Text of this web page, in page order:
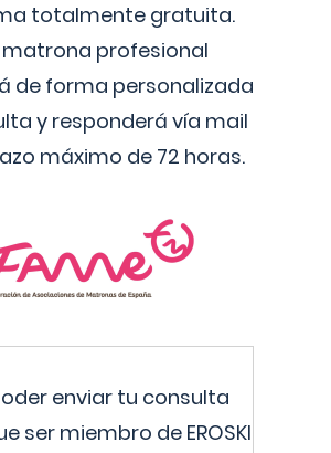
totalmente gratuita.
matrona profesional
de forma personalizada
y responderá vía mail
máximo de 72 horas.
enviar tu consulta
ser miembro de EROSKI